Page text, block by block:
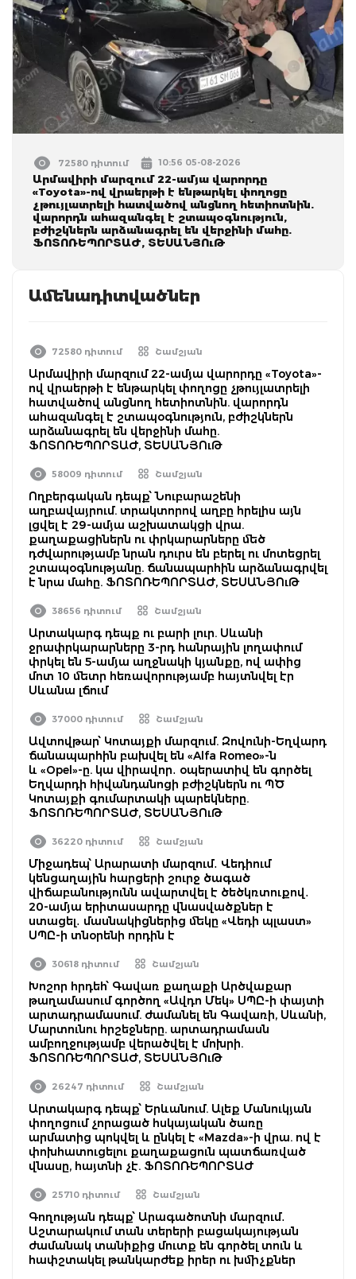
72580 դիտում 10:56 05-08-2026
Արմավիրի մարզում 22-ամյա վարորդը
«Toyota»-ով վրաերթի է ենթարկել փողոցը
չթույլատրելի հատվածով անցնող հետիոտնին.
վարորդն ահազանգել է շտապօգնություն,
բժիշկներն արձանագրել են վերջինի մահը.
ՖՈՏՈՌԵՊՈՐՏԱԺ, ՏԵՍԱՆՅՈւԹ
Ամենադիտվածներ
72580 դիտում Շամշյան
Արմավիրի մարզում 22-ամյա վարորդը «Toyota»-
ով վրաերթի է ենթարկել փողոցը չթույլատրելի
հատվածով անցնող հետիոտնին. վարորդն
ահազանգել է շտապօգնություն, բժիշկներն
արձանագրել են վերջինի մահը.
ՖՈՏՈՌԵՊՈՐՏԱԺ, ՏԵՍԱՆՅՈւԹ
58009 դիտում Շամշյան
Ողբերգական դեպք՝ Նուբարաշենի
աղբավայրում. տրակտորով աղբը հրելիս այն
լցվել է 29-ամյա աշխատակցի վրա.
քաղաքացիներն ու փրկարարները մեծ
դժվարությամբ նրան դուրս են բերել ու մոտեցրել
շտապօգնությանը. ճանապարհին արձանագրվել
է նրա մահը. ՖՈՏՈՌԵՊՈՐՏԱԺ, ՏԵՍԱՆՅՈւԹ
38656 դիտում Շամշյան
Արտակարգ դեպք ու բարի լուր. Սևանի
ջրափրկարարները 3-րդ հանրային լողափում
փրկել են 5-ամյա աղջնակի կյանքը, ով ափից
մոտ 10 մետր հեռավորությամբ հայտնվել էր
Սևանա լճում
37000 դիտում Շամշյան
Ավտովթար՝ Կոտայքի մարզում. Զովունի-Եղվարդ
ճանապարհին բախվել են «Alfa Romeo»-ն
և «Opel»-ը. կա վիրավոր․ օպերատիվ են գործել
Եղվարդի հիվանդանոցի բժիշկներն ու ՊԾ
Կոտայքի գումարտակի պարեկները.
ՖՈՏՈՌԵՊՈՐՏԱԺ, ՏԵՍԱՆՅՈւԹ
36220 դիտում Շամշյան
Միջադեպ՝ Արարատի մարզում․ Վեդիում
կենցաղային հարցերի շուրջ ծագած
վիճաբանությունն ավարտվել է ծեծկռտուքով․
20-ամյա երիտասարդը վնասվածքներ է
ստացել․ մասնակիցներից մեկը «Վեդի պլաստ»
ՍՊԸ-ի տնօրենի որդին է
30618 դիտում Շամշյան
Խոշոր հրդեհ՝ Գավառ քաղաքի Արծվաքար
թաղամասում գործող «Ավդո Մեկ» ՍՊԸ-ի փայտի
արտադրամասում. ժամանել են Գավառի, Սևանի,
Մարտունու հրշեջները. արտադրամասն
ամբողջությամբ վերածվել է մոխրի.
ՖՈՏՈՌԵՊՈՐՏԱԺ, ՏԵՍԱՆՅՈւԹ
26247 դիտում Շամշյան
Արտակարգ դեպք՝ Երևանում. Ալեք Մանուկյան
փողոցում չորացած հսկայական ծառը
արմատից պոկվել և ընկել է «Mazda»-ի վրա. ով է
փոխհատուցելու քաղաքացուն պատճառված
վնասը, հայտնի չէ. ՖՈՏՈՌԵՊՈՐՏԱԺ
25710 դիտում Շամշյան
Գողության դեպք՝ Արագածոտնի մարզում․
Աշտարակում տան տերերի բացակայության
ժամանակ տանիքից մուտք են գործել տուն և
հափշտակել թանկարժեք իրեր ու խմիչքներ